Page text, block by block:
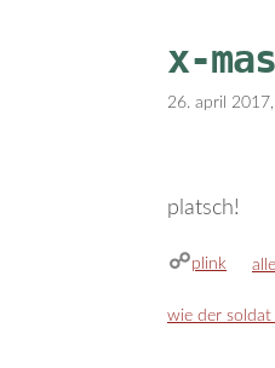
x-
26. april
platsch!
plink
wie der soldat